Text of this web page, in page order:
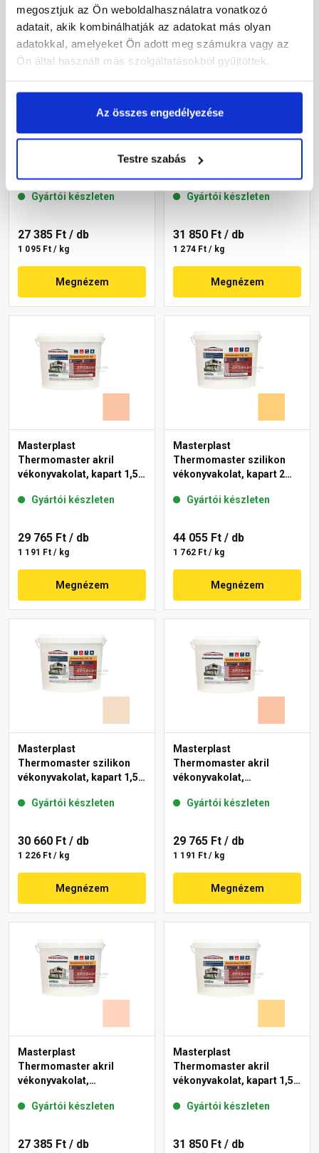
megosztjuk az Ön weboldalhasználatra vonatkozó
adatait, akik kombinálhatják az adatokat más olyan
adatokkal, amelyeket Ön adott meg számukra vagy az
Ön által használt más szolgáltatásokból gyűjtöttek.
Az összes engedélyezése
Testre szabás
Masterplast
16-C 25 kg
Gyártói készleten
27 385 Ft / db
1 095 Ft / kg
Megnézem
Masterplast
Thermomaster akril
07-C 25 kg
Gyártói készleten
31 850 Ft / db
1 274 Ft / kg
Megnézem
Masterplast
Thermomaster akril
vékonyvakolat, kapart 1,5
Gyártói készleten
29 765 Ft / db
1 191 Ft / kg
Megnézem
Masterplast
Thermomaster szilikon
vékonyvakolat, kapart 2
Gyártói készleten
44 055 Ft / db
1 762 Ft / kg
Megnézem
Masterplast
Thermomaster szilikon
vékonyvakolat, kapart 1,5
Gyártói készleten
30 660 Ft / db
1 226 Ft / kg
Megnézem
Masterplast
Thermomaster akril
vékonyvakolat,
11-D 25 kg
Gyártói készleten
29 765 Ft / db
1 191 Ft / kg
Megnézem
Masterplast
Thermomaster akril
vékonyvakolat,
15-E 25 kg
Gyártói készleten
27 385 Ft / db
Masterplast
Thermomaster akril
vékonyvakolat, kapart 1,5
Gyártói készleten
31 850 Ft / db